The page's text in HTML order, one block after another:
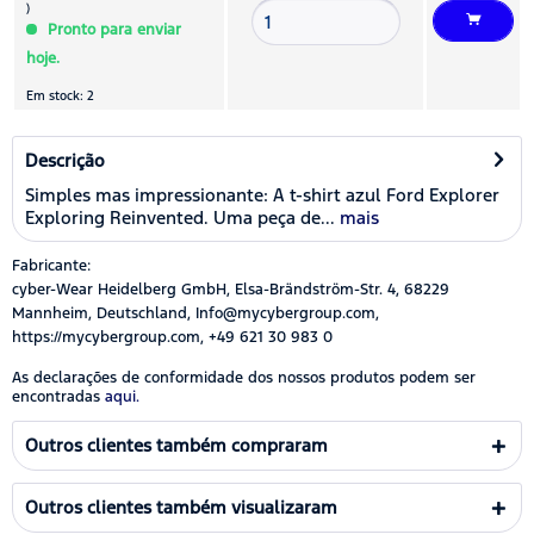
)
Pronto para enviar
hoje.
Em stock: 2
Descrição
Simples mas impressionante: A t-shirt azul Ford Explorer
Exploring Reinvented. Uma peça de... mais
Fabricante:
cyber-Wear Heidelberg GmbH, Elsa-Brändström-Str. 4, 68229
Mannheim, Deutschland, Info@mycybergroup.com,
https://mycybergroup.com, +49 621 30 983 0
As declarações de conformidade dos nossos produtos podem ser
encontradas aqui.
Outros clientes também compraram
Outros clientes também visualizaram